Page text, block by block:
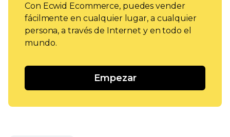
Con Ecwid Ecommerce, puedes vender
fácilmente en cualquier lugar, a cualquier
persona, a través de Internet y en todo el
mundo.
Empezar